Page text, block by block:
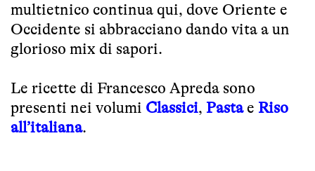
multietnico continua qui, dove Oriente e
Occidente si abbracciano dando vita a un
glorioso mix di sapori.
Le ricette di Francesco Apreda sono
presenti nei volumi Classici, Pastae Riso
all’italiana.